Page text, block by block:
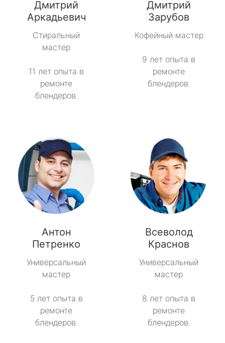
Дмитрий
Аркадьевич
Стиральный
мастер
11 лет опыта в
ремонте
блендеров.
Дмитрий
Зарубов
Кофейный мастер
9 лет опыта в
ремонте
блендеров.
Антон
Петренко
Универсальный
мастер
5 лет опыта в
ремонте
блендеров.
Всеволод
Краснов
Универсальный
мастер
8 лет опыта в
ремонте
блендеров.